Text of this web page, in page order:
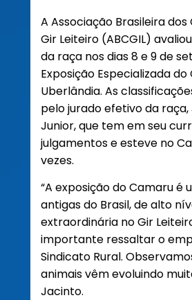
A Associação Brasileira
Gir Leiteiro (ABCGIL)
da raça nos dias 8 e 9 de
Exposição Especializada do
Uberlândia. As
pelo jurado efetivo da
Junior, que tem em seu
julgamentos e esteve no
vezes.
“A exposição do Camaru é
antigas do Brasil, de alto
extraordinária no Gir
importante ressaltar o
Sindicato Rural.
animais vêm evoluindo
Jacinto.